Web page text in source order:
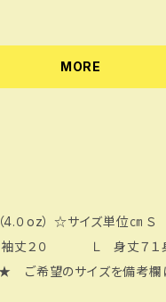
MORE
肩巾４１袖丈１
袖丈２０ Ｌ 身丈７１
希望のサイズを備考欄に